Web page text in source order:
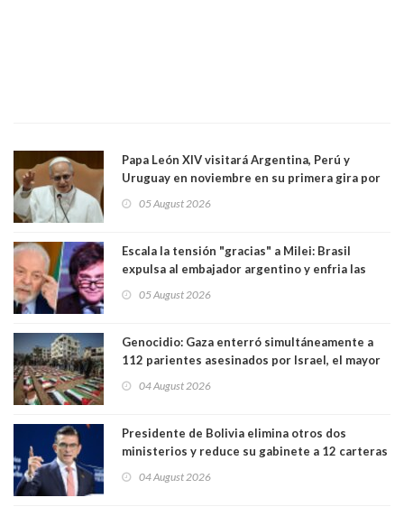
Papa León XIV visitará Argentina, Perú y
Uruguay en noviembre en su primera gira por
05 August 2026
Escala la tensión "gracias" a Milei: Brasil
expulsa al embajador argentino y enfria las
trasandino
05 August 2026
Genocidio: Gaza enterró simultáneamente a
112 parientes asesinados por Israel, el mayor
muertos figuran 44 niños y nueve ancianos
04 August 2026
Presidente de Bolivia elimina otros dos
ministerios y reduce su gabinete a 12 carteras
04 August 2026